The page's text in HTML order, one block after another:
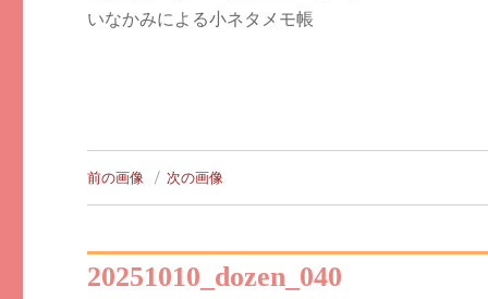
いなかみによる小ネタメモ帳
前の画像 次の画像
20251010_dozen_040